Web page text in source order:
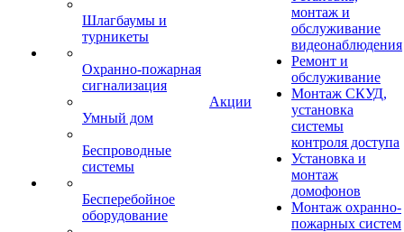
Шлагбаумы и
турникеты
Охранно-пожарная
сигнализация
Умный дом
Беспроводные
системы
Бесперебойное
оборудование
Акции
монтаж и
обслуживание
видеонаблюдения
Ремонт и
обслуживание
Монтаж СКУД,
установка
системы
контроля доступа
Установка и
монтаж
домофонов
Монтаж охранно-
пожарных систем